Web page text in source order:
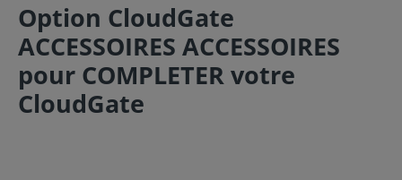
Option CloudGate
ACCESSOIRES ACCESSOIRES
pour COMPLETER votre
CloudGate